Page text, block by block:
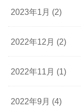
2023年1月 (2)
2022年12月 (2)
2022年11月 (1)
2022年9月 (4)